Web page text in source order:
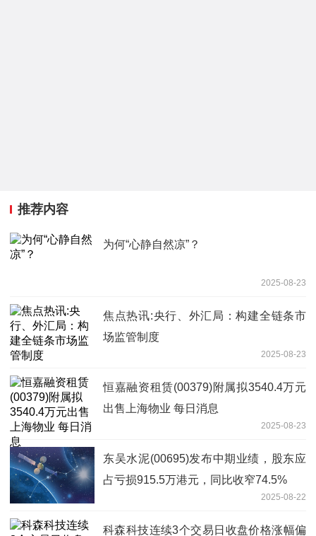
推荐内容
为何“心静自然凉”？
2025-08-23
焦点热讯:央行、外汇局：构建全链条市
场监管制度
2025-08-23
恒嘉融资租赁(00379)附属拟3540.4万元
出售上海物业 每日消息
2025-08-23
东吴水泥(00695)发布中期业绩，股东应
占亏损915.5万港元，同比收窄74.5%
2025-08-22
科森科技连续3个交易日收盘价格涨幅偏